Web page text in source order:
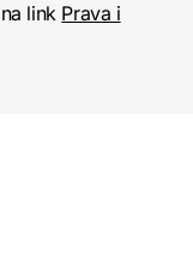
link Prava i